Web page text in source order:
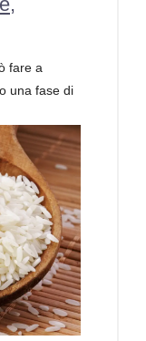
fare a
una fase di